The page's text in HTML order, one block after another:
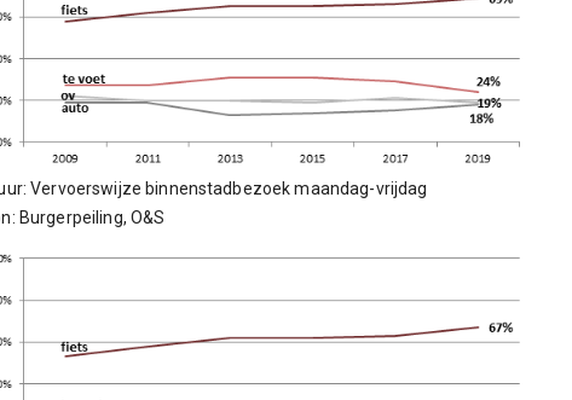
Vervoerswijze binnenstadbezoek maandag-vrijdag
Burgerpeiling, O&S